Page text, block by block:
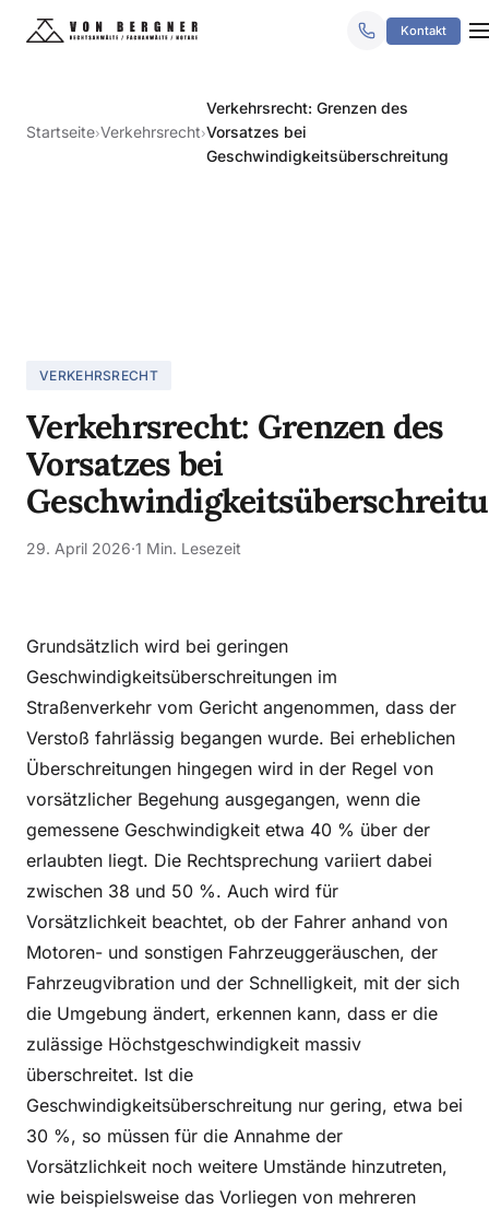
Kontakt
Startseite›Verkehrsrecht›
Verkehrsrecht: Grenzen des
Vorsatzes bei
Geschwindigkeitsüberschreitung
VERKEHRSRECHT
Verkehrsrecht: Grenzen des
Vorsatzes bei
29. April 2026·1 Min. Lesezeit
Grundsätzlich wird bei geringen
Geschwindigkeitsüberschreitungen im
Straßenverkehr vom Gericht angenommen, dass der
Verstoß fahrlässig begangen wurde. Bei erheblichen
Überschreitungen hingegen wird in der Regel von
vorsätzlicher Begehung ausgegangen, wenn die
gemessene Geschwindigkeit etwa 40 % über der
erlaubten liegt. Die Rechtsprechung variiert dabei
zwischen 38 und 50 %. Auch wird für
Vorsätzlichkeit beachtet, ob der Fahrer anhand von
Motoren- und sonstigen Fahrzeuggeräuschen, der
Fahrzeugvibration und der Schnelligkeit, mit der sich
die Umgebung ändert, erkennen kann, dass er die
zulässige Höchstgeschwindigkeit massiv
überschreitet. Ist die
Geschwindigkeitsüberschreitung nur gering, etwa bei
30 %, so müssen für die Annahme der
Vorsätzlichkeit noch weitere Umstände hinzutreten,
wie beispielsweise das Vorliegen von mehreren